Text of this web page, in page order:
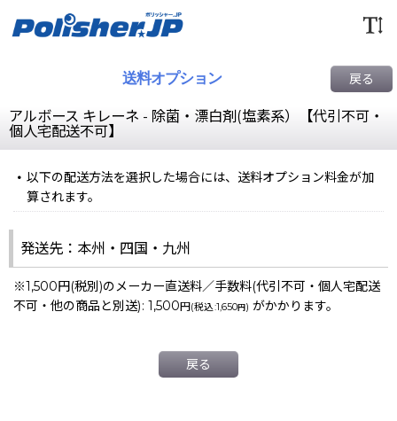
送料オプション 戻る
アルボース キレーネ - 除菌・漂白剤(塩素系）【代引不可・
個人宅配送不可】
以下の配送方法を選択した場合には、送料オプション料金が加
算されます。
発送先：本州・四国・九州
※1,500円(税別)のメーカー直送料／手数料(代引不可・個人宅配送
不可・他の商品と別送): 1,500円(税込:1,650円) がかかります。
戻る